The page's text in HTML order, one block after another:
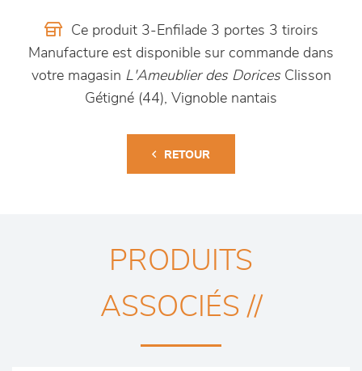
Ce produit 3-Enfilade 3 portes 3 tiroirs
Manufacture est disponible sur commande dans
votre magasin L'Ameublier des DoricesClisson
Gétigné (44), Vignoble nantais
RETOUR
PRODUITS
ASSOCIÉS //